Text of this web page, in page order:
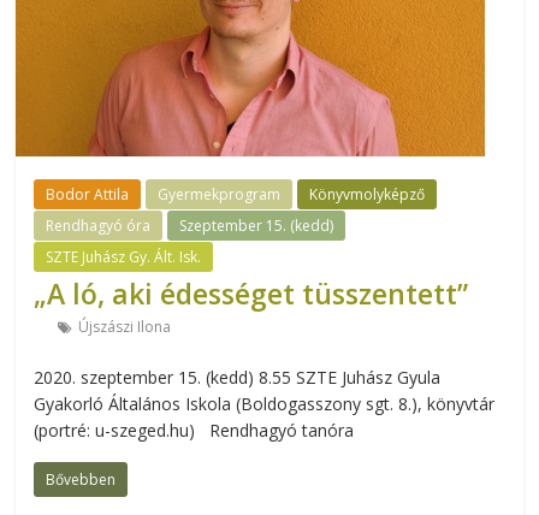
Bodor Attila Gyermekprogram
Könyvmolyképző
Rendhagyó óra
Szeptember 15. (kedd)
SZTE Juhász Gy. Ált. Isk.
„A ló, aki édességet tüsszentett”
Újszászi Ilona
2020. szeptember 15. (kedd) 8.55 SZTE Juhász Gyula
Gyakorló Általános Iskola (Boldogasszony sgt. 8.), könyvtár
(portré: u-szeged.hu) Rendhagyó tanóra
Bővebben